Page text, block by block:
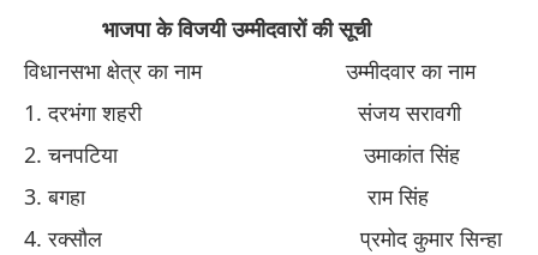
भाजपा के विजयी उम्मीदवारों की सूची
विधानसभा क्षेत्र का नाम
​उम्मीदवार का नाम
​1. ​दरभंगा शहरी ​संजय सरावगी
​2. ​चनपटिया ​ ​उमाकांत सिंह
​3. ​बगहा ​ ​राम सिंह
​4. ​रक्सौल ​ ​प्रमोद कुमार सिन्हा